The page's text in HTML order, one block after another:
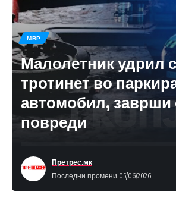
МВР
Малолетник удрил
тротинет во
автомобил, заврши
повреди
Последни промени 05/06/2026
Претрес.мк